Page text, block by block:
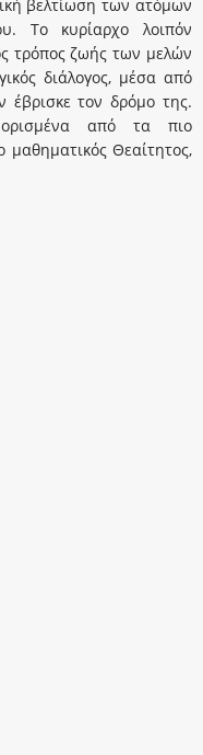
βελτίωση των ατόμων
Tο κυρίαρχο λοιπόν
τρόπος ζωής των μελών
διάλογος, μέσα από
τον δρόμο της.
από τα πιο
Θεαίτητος,